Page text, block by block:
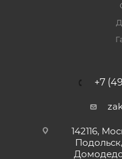
+7
142116,